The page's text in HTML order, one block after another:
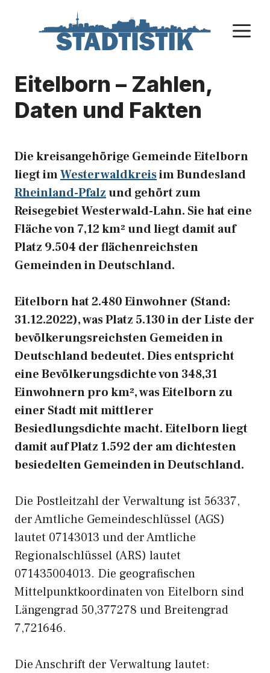
Eitelborn – Zahlen,
Daten und Fakten
Die kreisangehörige Gemeinde Eitelborn
liegt imWesterwaldkreisim Bundesland
Rheinland-Pfalzund gehört zum
Reisegebiet Westerwald-Lahn. Sie hat eine
Fläche von 7,12 km² und liegt damit auf
Platz 9.504 der flächenreichsten
Gemeinden in Deutschland.
Eitelborn hat 2.480 Einwohner (Stand:
31.12.2022), was Platz 5.130 in der Liste der
bevölkerungsreichsten Gemeiden in
Deutschland bedeutet. Dies entspricht
eine Bevölkerungsdichte von 348,31
Einwohnern pro km², was Eitelborn zu
einer Stadt mit mittlerer
Besiedlungsdichte macht. Eitelborn liegt
damit auf Platz 1.592 der am dichtesten
besiedelten Gemeinden in Deutschland.
Die Postleitzahl der Verwaltung ist 56337,
der Amtliche Gemeindeschlüssel (AGS)
lautet 07143013 und der Amtliche
Regionalschlüssel (ARS) lautet
071435004013. Die geografischen
Mittelpunktkoordinaten von Eitelborn sind
Längengrad 50,377278 und Breitengrad
7,721646.
Die Anschrift der Verwaltung lautet: